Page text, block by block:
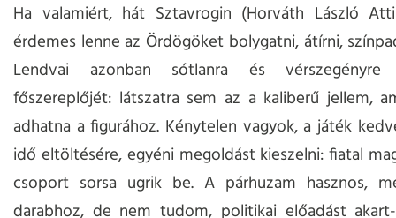
Ha valamiért, hát Sztavrogin (Horváth László
érdemes lenne az Ördögöket bolygatni, átírni,
Lendvai azonban sótlanra és vérszegényre
főszereplőjét: látszatra sem az a kaliberű jellem,
adhatna a figurához. Kénytelen vagyok, a játék
idő eltöltésére, egyéni megoldást kieszelni: fiatal
csoport sorsa ugrik be. A párhuzam hasznos,
darabhoz, de nem tudom, politikai előadást